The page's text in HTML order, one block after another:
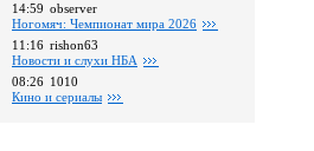
14:59 observer
Ногомяч: Чемпионат мира 2026
11:16 rishon63
Новости и слухи НБА
08:26 1010
Кино и сериалы